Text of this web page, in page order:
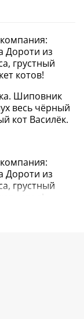
Дороти из
грустный
котов!
Шиповник
весь чёрный
кот Василёк.
Дороти из
грустный
котов!
в другом